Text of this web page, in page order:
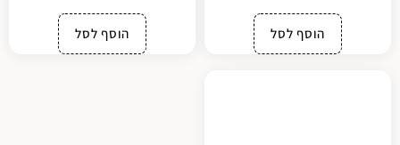
הוסף לסל הוסף לסל
פתח סרגל נגישות